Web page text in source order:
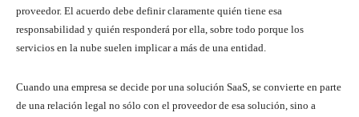
proveedor. El acuerdo debe definir claramente quién tiene esa
responsabilidad y quién responderá por ella, sobre todo porque los
servicios en la nube suelen implicar a más de una entidad.
Cuando una empresa se decide por una solución SaaS, se convierte en parte
de una relación legal no sólo con el proveedor de esa solución, sino a